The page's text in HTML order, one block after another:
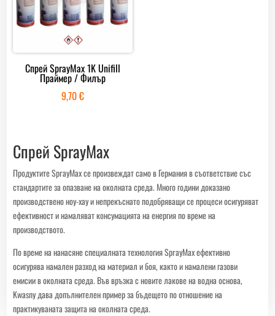
Спрей SprayMax 1K Unifill
Праймер / Филър
9,70€
Спрей SprayMax
Продуктите SprayMax се произвеждат само в Германия в съответствие със
стандартите за опазване на околната среда. Много години доказано
производствено ноу-хау и непрекъснато подобряващи се процеси осигуряват
ефективност и намаляват консумацията на енергия по време на
производството.
По време на нанасяне специалната технология SprayMax ефективно
осигурява намален разход на материал и боя, както и намалени газови
емисии в околната среда. Във връзка с новите лакове на водна основа,
Kwasny дава допълнителен пример за бъдещето по отношение на
практикуваната защита на околната среда.